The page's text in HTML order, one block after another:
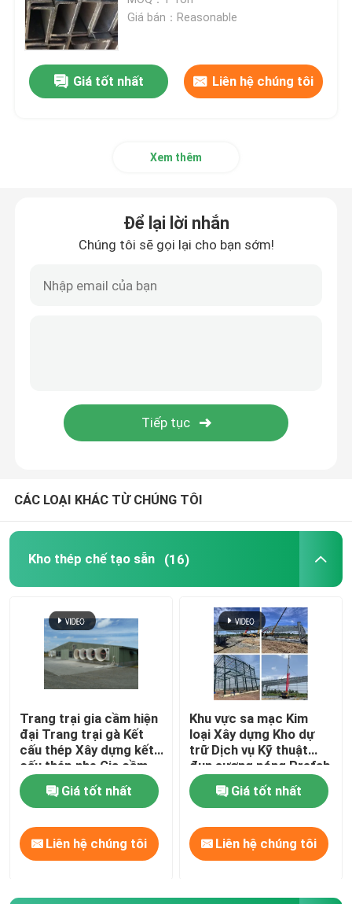
Kho thép tiền chế
Bảng điều khiển bánh sandwich âm thanh
Tấm ốp kim loại
Vòng cuộn tấm thép
Thép tấm định hình
Ván sàn thép
Bảng điều khiển bánh sandwich EPS
Bảng điều khiển bánh sandwich trang trí
Góc bảng điều khiển bánh sandwich
Bông thủy tinh cách nhiệt
Bảo hiểm bằng vải đá
Dầm kết cấu thép
Giá bán：Reasonable
Giá tốt nhất Liên hệ chúng tôi
Xem thêm
Để lại lời nhắn
Chúng tôi sẽ gọi lại cho bạn sớm!
CÁC LOẠI KHÁC TỪ CHÚNG TÔI
Kho thép chế tạo sẵn (16)
Trang trại gia cầm hiện
đại Trang trại gà Kết
cấu thép Xây dựng kết
cấu thép nhẹ Gia cầm
Giá tốt nhất
Liên hệ chúng tôi
Khu vực sa mạc Kim
loại Xây dựng Kho dự
trữ Dịch vụ Kỹ thuật
đun sương nóng Prefab
Steel Warehouse Thiết
kế khung thép Xây
dựng lưu trữ mô-đun
Giải pháp
Giá tốt nhất
Liên hệ chúng tôi